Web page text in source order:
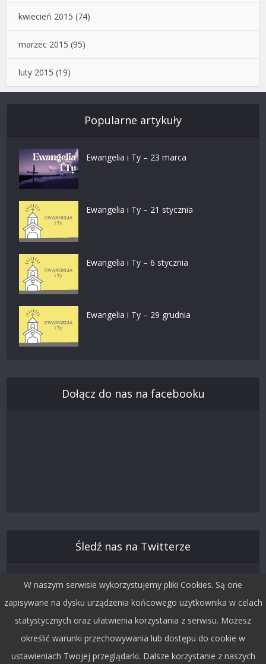
kwiecień 2015 (74)
marzec 2015 (95)
luty 2015 (19)
Popularne artykuły
Ewangelia i Ty – 23 marca
Ewangelia i Ty – 21 stycznia
Ewangelia i Ty – 6 stycznia
Ewangelia i Ty – 29 grudnia
Dołącz do nas na facebooku
Śledź nas na Twitterze
W naszym serwisie wykorzystujemy pliki Cookies. Są one
zapisywane na dysku urządzenia końcowego użytkownika w celach
statystycznych oraz ułatwienia korzystania z serwisu. Możesz
określić warunki przechowywania lub dostępu do cookie w
ustawieniach Twojej przeglądarki. Dalsze korzystanie z naszych